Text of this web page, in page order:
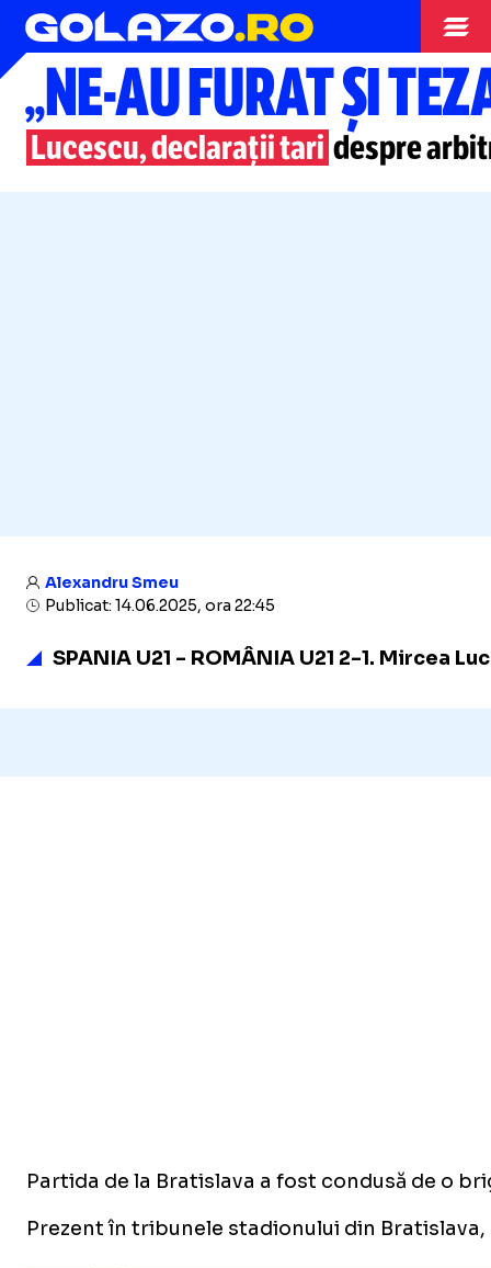
Nationala
„NE-AUFURAT ȘI
Lucescu, declarații tari despre
Alexandru Smeu
Publicat: 14.06.2025, ora 22:45
SPANIA U21 - ROMÂNIA U21 2-1. Mircea
Partida de la Bratislava a fost condusă de o
Prezent în tribunele stadionului din